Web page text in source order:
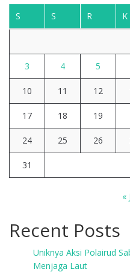
S S R K
3 4 5
10 11 12
17 18 19
24 25 26
31
«
Recent Posts
Uniknya Aksi Polairud
Menjaga Laut